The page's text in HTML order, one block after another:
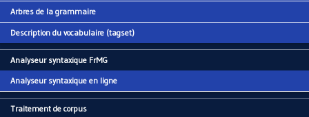
Arbres de la grammaire
Description du vocabulaire (tagset)
Analyseur syntaxique FrMG
Analyseur syntaxique en ligne
Traitement de corpus